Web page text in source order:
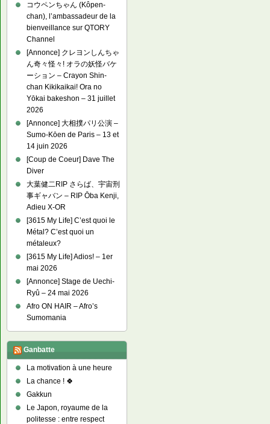
コウペンちゃん (Kôpen-
chan), l’ambassadeur de la
bienveillance sur QTORY
Channel
[Annonce] クレヨンしんちゃ
ん奇々怪々! オラの妖怪バケ
ーション – Crayon Shin-
chan Kikikaikai! Ora no
Yōkai bakeshon – 31 juillet
2026
[Annonce] 大相撲パリ公演 –
Sumo-Kōen de Paris – 13 et
14 juin 2026
[Coup de Coeur] Dave The
Diver
大葉健二RIP さらば、宇宙刑
事ギャバン – RIP Ōba Kenji,
Adieu X-OR
[3615 My Life] C’est quoi le
Métal? C’est quoi un
métaleux?
[3615 My Life] Adios! – 1er
mai 2026
[Annonce] Stage de Uechi-
Ryû – 24 mai 2026
Afro ON HAIR – Afro’s
Sumomania
Ganbatte
La motivation à une heure
La chance ! 🍀
Gakkun
Le Japon, royaume de la
politesse : entre respect